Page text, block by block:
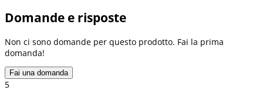
Domande e risposte
Non ci sono domande per questo prodotto. Fai la prima
domanda!
Fai una domanda
5